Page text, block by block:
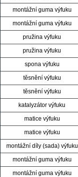
montážní guma výfuku
montážní guma výfuku
pružina výfuku
pružina výfuku
spona výfuku
těsnění výfuku
těsnění výfuku
katalyzátor výfuku
matice výfuku
matice výfuku
montážní díly (sada) výfuku
montážní guma výfuku
montážní guma výfuku